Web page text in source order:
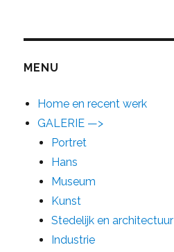
MENU
Home en recent werk
GALERIE —>
Portret
Hans
Museum
Kunst
Stedelijk en architectuur
Industrie